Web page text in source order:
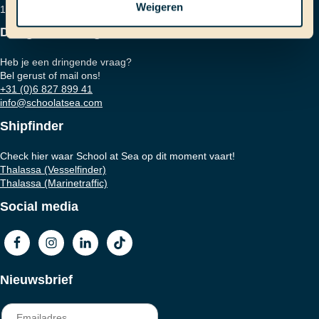
Weigeren
1001 RD Amsterdam
Dringende vraag?
Heb je een dringende vraag?
Bel gerust of mail ons!
+31 (0)6 827 899 41
info@schoolatsea.com
Shipfinder
Check hier waar School at Sea op dit moment vaart!
Thalassa (Vesselfinder)
Thalassa (Marinetraffic)
Social media
Nieuwsbrief